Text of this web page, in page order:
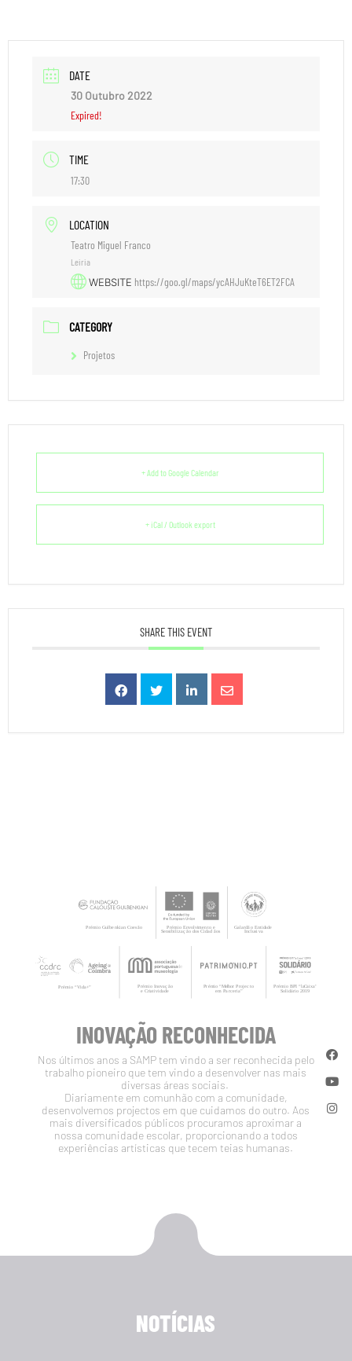
DATE
30 Outubro 2022
Expired!
TIME
17:30
LOCATION
Teatro Miguel Franco
Leiria
WEBSITE https://goo.gl/maps/ycAHJuKteT6ET2FCA
CATEGORY
Projetos
+ Add to Google Calendar
+ iCal / Outlook export
SHARE THIS EVENT
INOVAÇÃO RECONHECIDA
Nos últimos anos a SAMP tem vindo a ser reconhecida pelo
trabalho pioneiro que tem vindo a desenvolver nas mais
diversas áreas sociais.
Diariamente em comunhão com a comunidade,
desenvolvemos projectos em que cuidamos do outro. Aos
mais diversificados públicos procuramos aproximar a
nossa comunidade escolar, proporcionando a todos
experiências artísticas que tecem teias humanas.
NOTÍCIAS